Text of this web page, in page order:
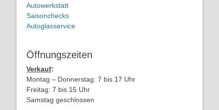
Autowerkstatt
Saisonchecks
Autoglasservice
Öffnungszeiten
Verkauf:
Montag – Donnerstag: 7 bis 17 Uhr
Freitag: 7 bis 15 Uhr
Samstag geschlossen